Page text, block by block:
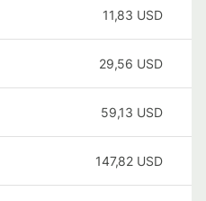
11,83 USD
29,56 USD
59,13 USD
147,82 USD